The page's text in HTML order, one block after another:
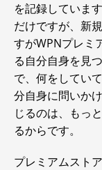
を記録していま
だけですが、新
すがWPNプレミ
る自分自身を見
で、何をしてい
分自身に問いか
じるのは、もっ
るからです。
プレミアムスト